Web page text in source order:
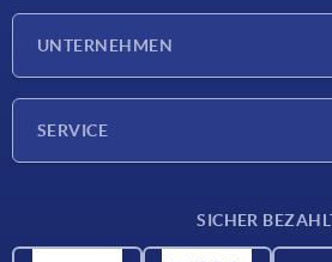
UNTERNEHMEN
SERVICE
SICHER